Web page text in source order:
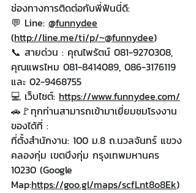
ช่องทางการติดต่อกับพี่ฟันนี่ดี:
💬 Line: @funnydee
(http://line.me/ti/p/~@funnydee)
📞 สายด่วน : คุณไพรัตน์ 081-9270308,
คุณแพรไหม 081-8414089, 086-3176119
และ 02-9468755
💻 เว็บไซต์: https://www.funnydee.com/
🚗🚩ทุกท่านสามารถเข้ามาเยี่ยมชมโรงงาน
ของได้ที่ :
ที่ตั้งสำนักงาน: 100 ม.8 ถ.นวลจันทร์ แขวง
คลองกุ่ม เขตบึงกุ่ม กรุงเทพมหานคร
10230 (Google
Map:https://goo.gl/maps/scfLnt8o8Ek)